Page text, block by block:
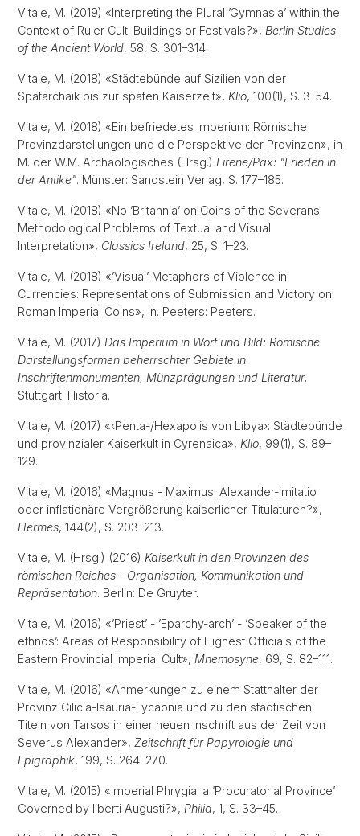
Vitale, M. (2019) «Interpreting the Plural ’Gymnasia’ within the
Context of Ruler Cult: Buildings or Festivals?», Berlin Studies
of the Ancient World, 58, S. 301–314.
Vitale, M. (2018) «Städtebünde auf Sizilien von der
Spätarchaik bis zur späten Kaiserzeit», Klio, 100(1), S. 3–54.
Vitale, M. (2018) «Ein befriedetes Imperium: Römische
Provinzdarstellungen und die Perspektive der Provinzen», in
M. der W.M. Archäologisches (Hrsg.) Eirene/Pax: "Frieden in
der Antike". Münster: Sandstein Verlag, S. 177–185.
Vitale, M. (2018) «No ’Britannia’ on Coins of the Severans:
Methodological Problems of Textual and Visual
Interpretation», Classics Ireland, 25, S. 1–23.
Vitale, M. (2018) «’Visual’ Metaphors of Violence in
Currencies: Representations of Submission and Victory on
Roman Imperial Coins», in. Peeters: Peeters.
Vitale, M. (2017) Das Imperium in Wort und Bild: Römische
Darstellungsformen beherrschter Gebiete in
Inschriftenmonumenten, Münzprägungen und Literatur.
Stuttgart: Historia.
Vitale, M. (2017) «‹Penta-/Hexapolis von Libya›: Städtebünde
und provinzialer Kaiserkult in Cyrenaica», Klio, 99(1), S. 89–
129.
Vitale, M. (2016) «Magnus - Maximus: Alexander-imitatio
oder inflationäre Vergrößerung kaiserlicher Titulaturen?»,
Hermes, 144(2), S. 203–213.
Vitale, M. (Hrsg.) (2016) Kaiserkult in den Provinzen des
römischen Reiches - Organisation, Kommunikation und
Repräsentation. Berlin: De Gruyter.
Vitale, M. (2016) «’Priest’ - ’Eparchy-arch’ - ’Speaker of the
ethnos’: Areas of Responsibility of Highest Officials of the
Eastern Provincial Imperial Cult», Mnemosyne, 69, S. 82–111.
Vitale, M. (2016) «Anmerkungen zu einem Statthalter der
Provinz Cilicia-Isauria-Lycaonia und zu den städtischen
Titeln von Tarsos in einer neuen Inschrift aus der Zeit von
Severus Alexander», Zeitschrift für Papyrologie und
Epigraphik, 199, S. 264–270.
Vitale, M. (2015) «Imperial Phrygia: a ’Procuratorial Province’
Governed by liberti Augusti?», Philia, 1, S. 33–45.